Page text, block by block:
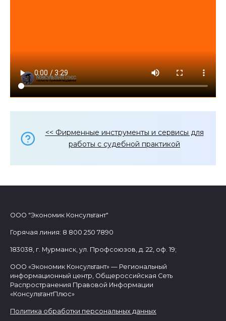
<< Фирменные инструменты и сервисы для
работы с судебной практикой
ООО "Экономик Консультант"
Горячая линия: 8 800 250 7890
183038, г. Мурманск, ул. Профсоюзов, д. 22, оф. 19;
ООО «Экономик Консультант» — Региональный
информационный центр, Общероссийская Сеть
Распространения Правовой Информации
«КонсультантПлюс»
Политика обработки персональных данных